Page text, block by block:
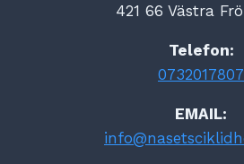
421 66 Västra
Telefon:
0732017807
EMAIL: